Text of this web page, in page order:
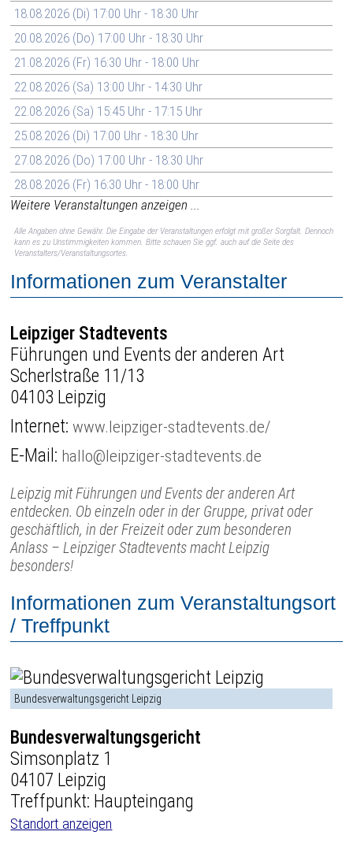
18.08.2026 (Di) 17:00 Uhr - 18:30 Uhr
20.08.2026 (Do) 17:00 Uhr - 18:30 Uhr
21.08.2026 (Fr) 16:30 Uhr - 18:00 Uhr
22.08.2026 (Sa) 13:00 Uhr - 14:30 Uhr
22.08.2026 (Sa) 15:45 Uhr - 17:15 Uhr
25.08.2026 (Di) 17:00 Uhr - 18:30 Uhr
27.08.2026 (Do) 17:00 Uhr - 18:30 Uhr
28.08.2026 (Fr) 16:30 Uhr - 18:00 Uhr
Weitere Veranstaltungen anzeigen ...
Alle Angaben ohne Gewähr. Die Eingabe der Veranstaltungen erfolgt mit großer Sorgfalt. Dennoch
kann es zu Unstimmigkeiten kommen. Bitte schauen Sie ggf. auch auf die Seite des
Veranstalters/Veranstaltungsortes.
Informationen zum Veranstalter
Leipziger Stadtevents
Führungen und Events der anderen Art
Scherlstraße 11/13
04103 Leipzig
Internet:www.leipziger-stadtevents.de/
E-Mail: hallo@leipziger-stadtevents.de
Leipzig mit Führungen und Events der anderen Art
entdecken. Ob einzeln oder in der Gruppe, privat oder
geschäftlich, in der Freizeit oder zum besonderen
Anlass – Leipziger Stadtevents macht Leipzig
besonders!
Informationen zum Veranstaltungsort
/ Treffpunkt
Bundesverwaltungsgericht Leipzig
Bundesverwaltungsgericht
Simsonplatz 1
04107 Leipzig
Treffpunkt: Haupteingang
Standort anzeigen